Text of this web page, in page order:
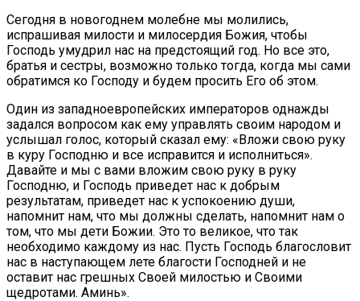
Сегодня в новогоднем молебне мы молились,
испрашивая милости и милосердия Божия, чтобы
Господь умудрил нас на предстоящий год. Но все это,
братья и сестры, возможно только тогда, когда мы сами
обратимся ко Господу и будем просить Его об этом.
Один из западноевропейских императоров однажды
задался вопросом как ему управлять своим народом и
услышал голос, который сказал ему: «Вложи свою руку
в куру Господню и все исправится и исполниться».
Давайте и мы с вами вложим свою руку в руку
Господню, и Господь приведет нас к добрым
результатам, приведет нас к успокоению души,
напомнит нам, что мы должны сделать, напомнит нам о
том, что мы дети Божии. Это то великое, что так
необходимо каждому из нас. Пусть Господь благословит
нас в наступающем лете благости Господней и не
оставит нас грешных Своей милостью и Своими
щедротами. Аминь».